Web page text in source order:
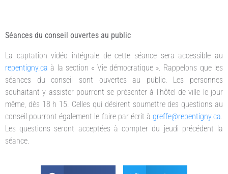
Séances du conseil ouvertes au public
La captation vidéo intégrale de cette séance sera accessible au
repentigny.ca à la section « Vie démocratique ». Rappelons que les
séances du conseil sont ouvertes au public. Les personnes
souhaitant y assister pourront se présenter à l’hôtel de ville le jour
même, dès 18 h 15. Celles qui désirent soumettre des questions au
conseil pourront également le faire par écrit à greffe@repentigny.ca.
Les questions seront acceptées à compter du jeudi précédent la
séance.